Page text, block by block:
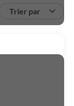
Trier par